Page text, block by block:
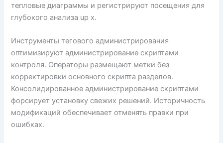
тепловые диаграммы и регистрируют посещения для
глубокого анализа up x.
Инструменты тегового администрирования
оптимизируют администрирование скриптами
контроля. Операторы размещают метки без
корректировки основного скрипта разделов.
Консолидированное администрирование скриптами
форсирует установку свежих решений. Историчность
модификаций обеспечивает отменять правки при
ошибках.